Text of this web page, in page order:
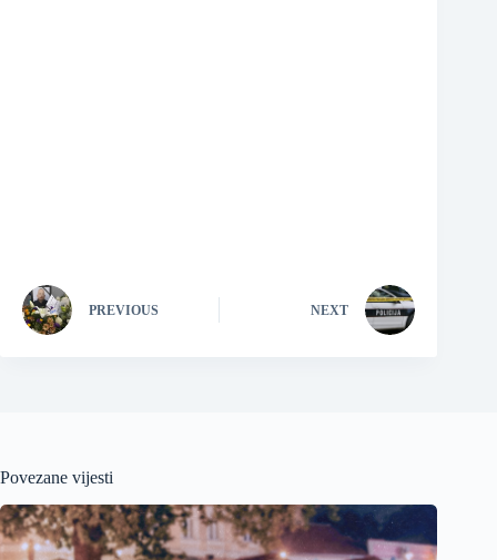
PREVIOUS NEXT
Povezane vijesti